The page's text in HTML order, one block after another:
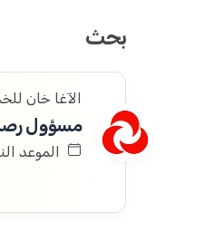
بحث
الآغا خان
مسؤول
الموعد النهائي: